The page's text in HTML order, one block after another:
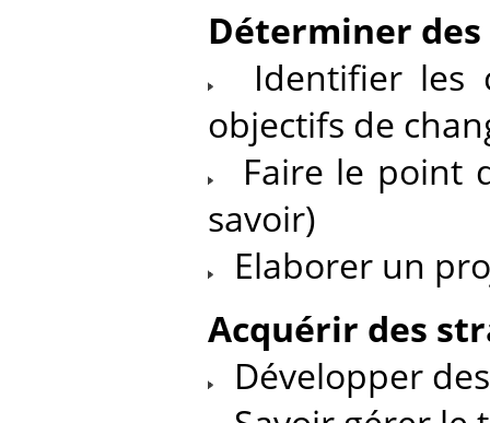
Déterminer
Identifier les
objectifs de
Faire le point
savoir)
Elaborer un
Acquérir des
Développer